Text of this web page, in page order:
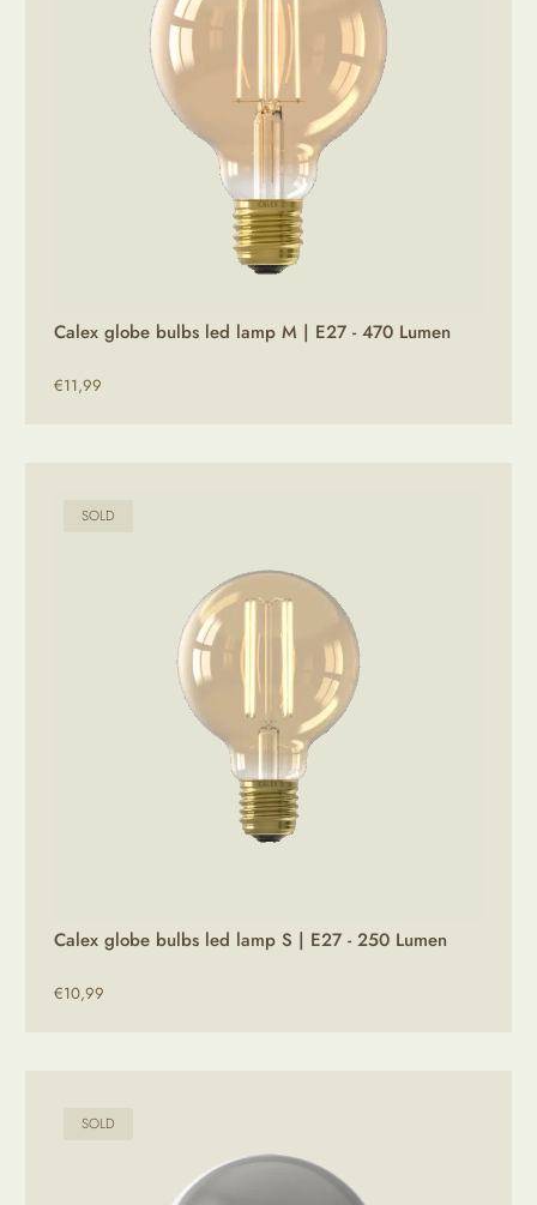
Calex globe bulbs led lamp M | E27 - 470 Lumen
€11,99
SOLD
Calex globe bulbs led lamp S | E27 - 250 Lumen
€10,99
SOLD